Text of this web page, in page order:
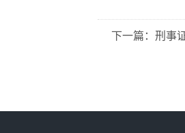
下一篇：刑事